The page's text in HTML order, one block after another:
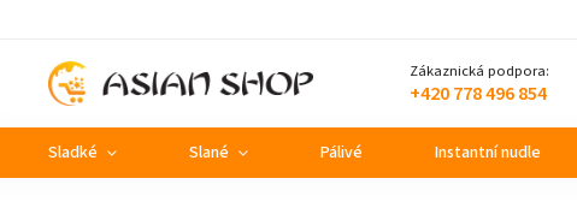
Zákaznická podpora:
+420 778 496 854
Sladké Slané Pálivé Instantní nudle